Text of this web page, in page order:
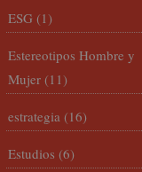
ESG (1)
Estereotipos Hombre y
Mujer (11)
estrategia (16)
Estudios (6)